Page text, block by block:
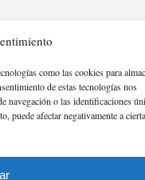
como las cookies para
de estas tecnologías nos
navegación o las identificaciones
puede afectar negativamente a